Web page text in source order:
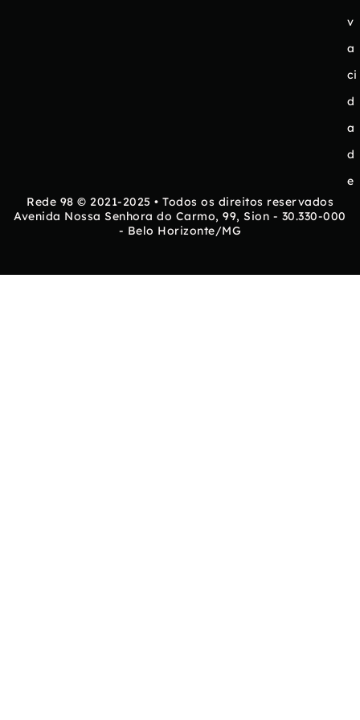
v
a
ci
d
a
d
e
Rede 98 © 2021-2025 • Todos os direitos reservados
Avenida Nossa Senhora do Carmo, 99, Sion - 30.330-000
- Belo Horizonte/MG